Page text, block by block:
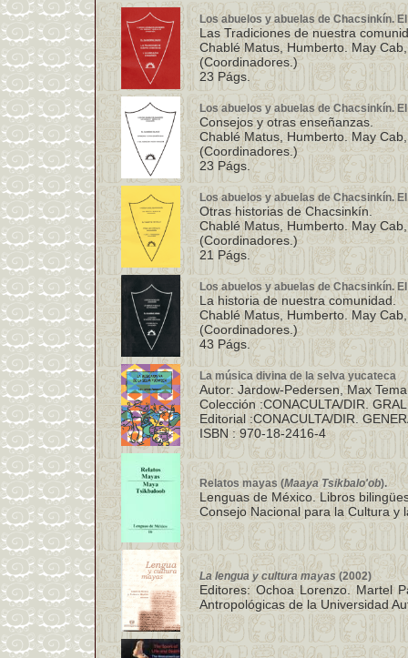
Los abuelos y abuelas de Chacsinkín.
Las Tradiciones de nuestra
Chablé Matus, Humberto. May
(Coordinadores.)
23 Págs.
Los abuelos y abuelas de Chacsinkín.
Consejos y otras enseñanzas.
Chablé Matus, Humberto. May
(Coordinadores.)
23 Págs.
Los abuelos y abuelas de Chacsinkín.
Otras historias de Chacsinkín.
Chablé Matus, Humberto. May
(Coordinadores.)
21 Págs.
Los abuelos y abuelas de Chacsinkín.
La historia de nuestra comunidad.
Chablé Matus, Humberto. May
(Coordinadores.)
43 Págs.
La música divina de la selva yucateca
Autor: Jardow-Pedersen, Max
Colección :CONACULTA/DIR.
Editorial :CONACULTA/DIR.
ISBN : 970-18-2416-4
Relatos mayas (Maaya Tsikbalo'ob).
Lenguas de México. Libros
Consejo Nacional para la Cultura y
La lengua y cultura mayas(2002)
Editores: Ochoa Lorenzo. Martel
Antropológicas de la Universidad